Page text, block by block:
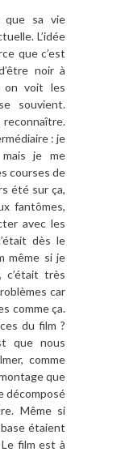
que sa vie
L’idée
que c’est
noir à
on voit les
souvient.
: je
je me
courses de
été sur ça,
fantômes,
avec les
dès le
même si je
c’était très
car
comme ça.
du film ?
que nous
comme
que
décomposé
Même si
étaient
film est à